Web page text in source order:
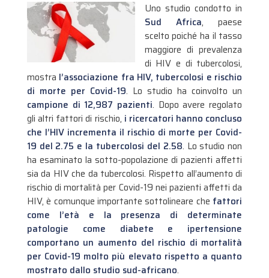
Uno studio condotto in
Sud Africa, paese
scelto poiché ha il tasso
maggiore di prevalenza
di HIV e di tubercolosi,
mostra l’associazione fra HIV, tubercolosi e rischio
di morte per Covid-19. Lo studio ha coinvolto un
campione di 12,987 pazienti. Dopo avere regolato
gli altri fattori di rischio, i ricercatori hanno concluso
che l’HIV incrementa il rischio di morte per Covid-
19 del 2.75 e la tubercolosi del 2.58. Lo studio non
ha esaminato la sotto-popolazione di pazienti affetti
sia da HIV che da tubercolosi. Rispetto all’aumento di
rischio di mortalità per Covid-19 nei pazienti affetti da
HIV, è comunque importante sottolineare che fattori
come l’età e la presenza di determinate
patologie come diabete e ipertensione
comportano un aumento del rischio di mortalità
per Covid-19 molto più elevato rispetto a quanto
mostrato dallo studio sud-africano.